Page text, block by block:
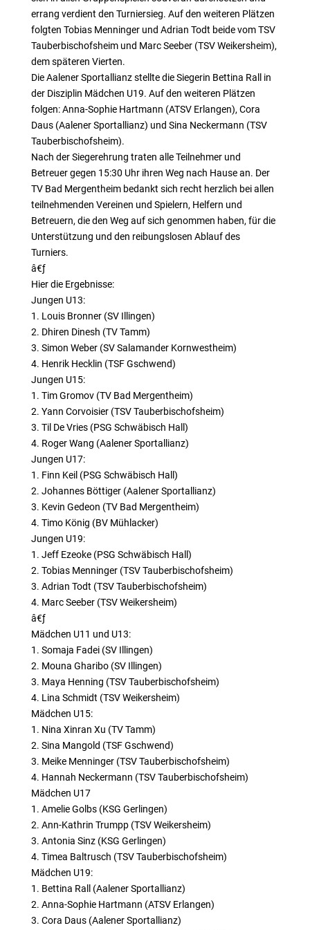
errang verdient den Turniersieg. Auf den weiteren Plätzen
folgten Tobias Menninger und Adrian Todt beide vom TSV
Tauberbischofsheim und Marc Seeber (TSV Weikersheim),
dem späteren Vierten.
Die Aalener Sportallianz stellte die Siegerin Bettina Rall in
der Disziplin Mädchen U19. Auf den weiteren Plätzen
folgen: Anna-Sophie Hartmann (ATSV Erlangen), Cora
Daus (Aalener Sportallianz) und Sina Neckermann (TSV
Tauberbischofsheim).
Nach der Siegerehrung traten alle Teilnehmer und
Betreuer gegen 15:30 Uhr ihren Weg nach Hause an. Der
TV Bad Mergentheim bedankt sich recht herzlich bei allen
teilnehmenden Vereinen und Spielern, Helfern und
Betreuern, die den Weg auf sich genommen haben, für die
Unterstützung und den reibungslosen Ablauf des
Turniers.
â€ƒ
Hier die Ergebnisse:
Jungen U13:
1. Louis Bronner (SV Illingen)
2. Dhiren Dinesh (TV Tamm)
3. Simon Weber (SV Salamander Kornwestheim)
4. Henrik Hecklin (TSF Gschwend)
Jungen U15:
1. Tim Gromov (TV Bad Mergentheim)
2. Yann Corvoisier (TSV Tauberbischofsheim)
3. Til De Vries (PSG Schwäbisch Hall)
4. Roger Wang (Aalener Sportallianz)
Jungen U17:
1. Finn Keil (PSG Schwäbisch Hall)
2. Johannes Böttiger (Aalener Sportallianz)
3. Kevin Gedeon (TV Bad Mergentheim)
4. Timo König (BV Mühlacker)
Jungen U19:
1. Jeff Ezeoke (PSG Schwäbisch Hall)
2. Tobias Menninger (TSV Tauberbischofsheim)
3. Adrian Todt (TSV Tauberbischofsheim)
4. Marc Seeber (TSV Weikersheim)
â€ƒ
Mädchen U11 und U13:
1. Somaja Fadei (SV Illingen)
2. Mouna Gharibo (SV Illingen)
3. Maya Henning (TSV Tauberbischofsheim)
4. Lina Schmidt (TSV Weikersheim)
Mädchen U15:
1. Nina Xinran Xu (TV Tamm)
2. Sina Mangold (TSF Gschwend)
3. Meike Menninger (TSV Tauberbischofsheim)
4. Hannah Neckermann (TSV Tauberbischofsheim)
Mädchen U17
1. Amelie Golbs (KSG Gerlingen)
2. Ann-Kathrin Trumpp (TSV Weikersheim)
3. Antonia Sinz (KSG Gerlingen)
4. Timea Baltrusch (TSV Tauberbischofsheim)
Mädchen U19:
1. Bettina Rall (Aalener Sportallianz)
2. Anna-Sophie Hartmann (ATSV Erlangen)
3. Cora Daus (Aalener Sportallianz)